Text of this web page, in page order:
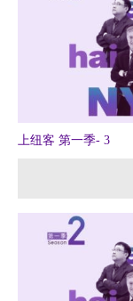
上纽客 第一季- 3